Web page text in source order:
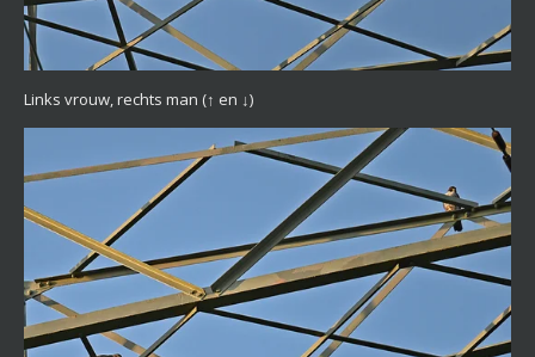
Links vrouw, rechts man (↑ en ↓)